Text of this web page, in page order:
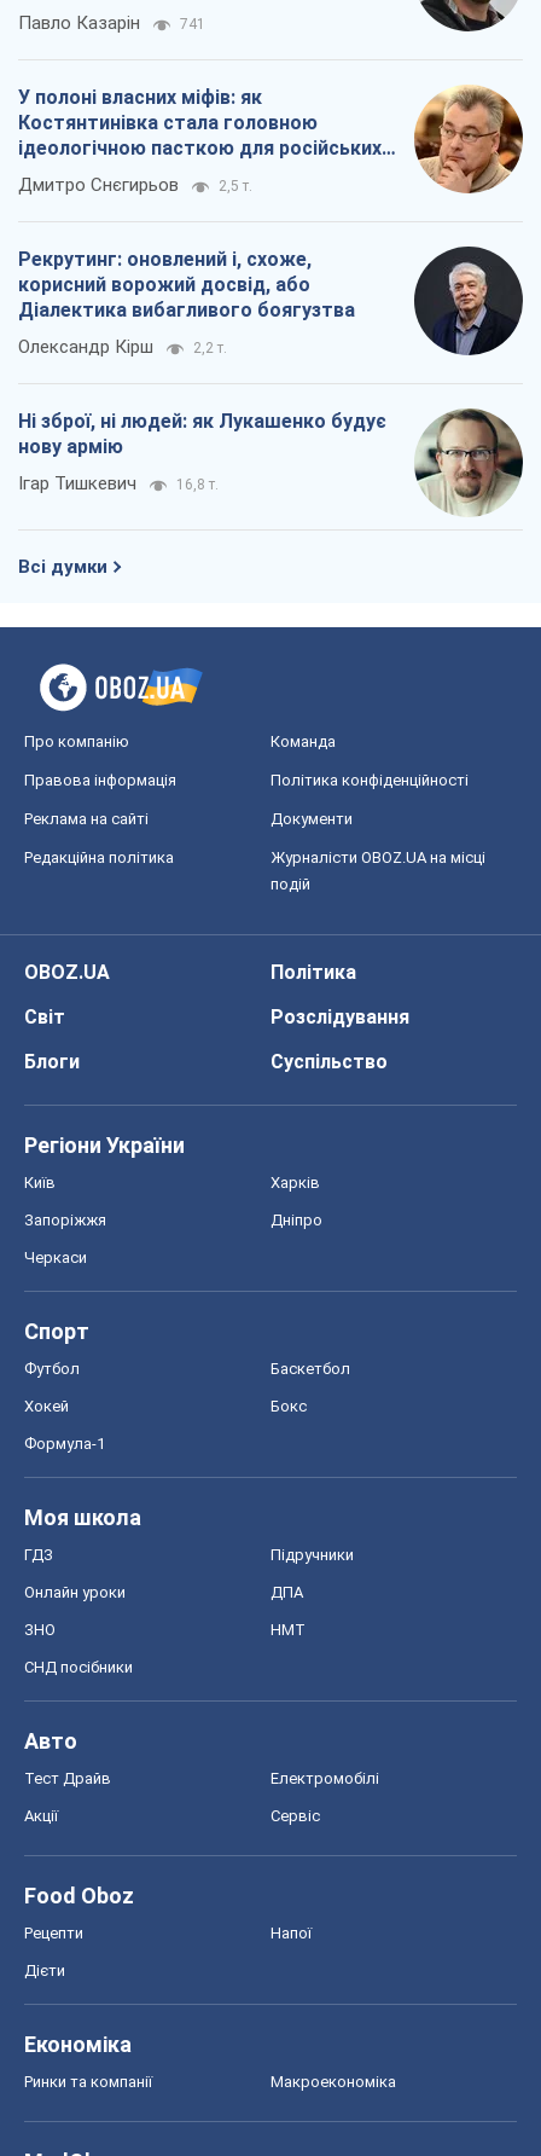
Павло Казарін 741
У полоні власних міфів: як
Костянтинівка стала головною
ідеологічною пасткою для російських
окупантів
Дмитро Снєгирьов 2,5 т.
Рекрутинг: оновлений і, схоже,
корисний ворожий досвід, або
Діалектика вибагливого боягузтва
Олександр Кірш 2,2 т.
Ні зброї, ні людей: як Лукашенко будує
нову армію
Ігар Тишкевич 16,8 т.
Всі думки
Про компанію Команда
Правова інформація Політика конфіденційності
Реклама на сайті Документи
Редакційна політика
Журналісти OBOZ.UA на місці
подій
OBOZ.UA
Політика
Світ
Розслідування
Блоги
Суспільство
Регіони України
Київ Харків
Запоріжжя Дніпро
Черкаси
Спорт
Футбол Баскетбол
Хокей Бокс
Формула-1
Моя школа
ГДЗ Підручники
Онлайн уроки ДПА
ЗНО НМТ
СНД посібники
Авто
Тест Драйв Електромобілі
Акції Сервіс
Food Oboz
Рецепти Напої
Дієти
Економіка
Ринки та компанії Макроекономіка